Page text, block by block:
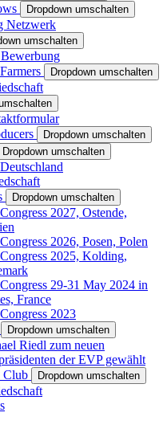
Dropdown umschalten
Netzwerk
umschalten
Dropdown umschalten
Dropdown umschalten
Dropdown umschalten
Dropdown umschalten
2027, Ostende,
2026, Posen, Polen
2025, Kolding,
29-31 May 2024 in
France
2023
Dropdown umschalten
Riedl zum neuen
der EVP gewählt
Club
Dropdown umschalten